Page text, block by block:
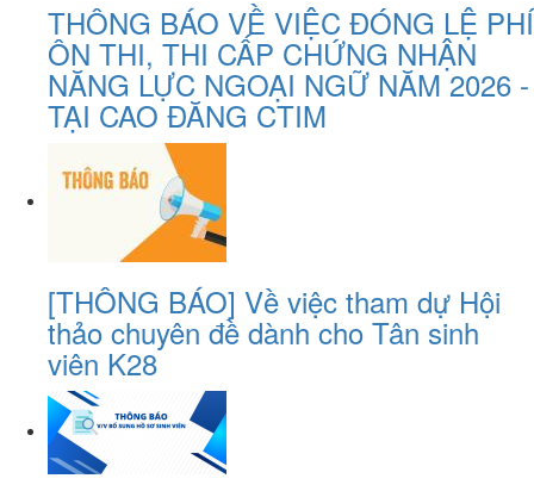
THÔNG BÁO VỀ VIỆC ĐÓNG LỆ PHÍ
ÔN THI, THI CẤP CHỨNG NHẬN
NĂNG LỰC NGOẠI NGỮ NĂM 2026 -
TẠI CAO ĐĂNG CTIM
[THÔNG BÁO] Về việc tham dự Hội
thảo chuyên đề dành cho Tân sinh
viên K28